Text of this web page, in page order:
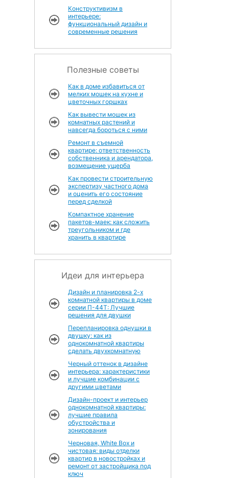
Конструктивизм в
интерьере:
функциональный дизайн и
современные решения
Полезные советы
Как в доме избавиться от
мелких мошек на кухне и
цветочных горшках
Как вывести мошек из
комнатных растений и
навсегда бороться с ними
Ремонт в съемной
квартире: ответственность
собственника и арендатора,
возмещение ущерба
Как провести строительную
экспертизу частного дома
и оценить его состояние
перед сделкой
Компактное хранение
пакетов-маек: как сложить
треугольником и где
хранить в квартире
Идеи для интерьера
Дизайн и планировка 2-х
комнатной квартиры в доме
серии П-44Т: Лучшие
решения для двушки
Перепланировка однушки в
двушку: как из
однокомнатной квартиры
сделать двухкомнатную
Черный оттенок в дизайне
интерьера: характеристики
и лучшие комбинации с
другими цветами
Дизайн-проект и интерьер
однокомнатной квартиры:
лучшие правила
обустройства и
зонирования
Черновая, White Box и
чистовая: виды отделки
квартир в новостройках и
ремонт от застройщика под
ключ